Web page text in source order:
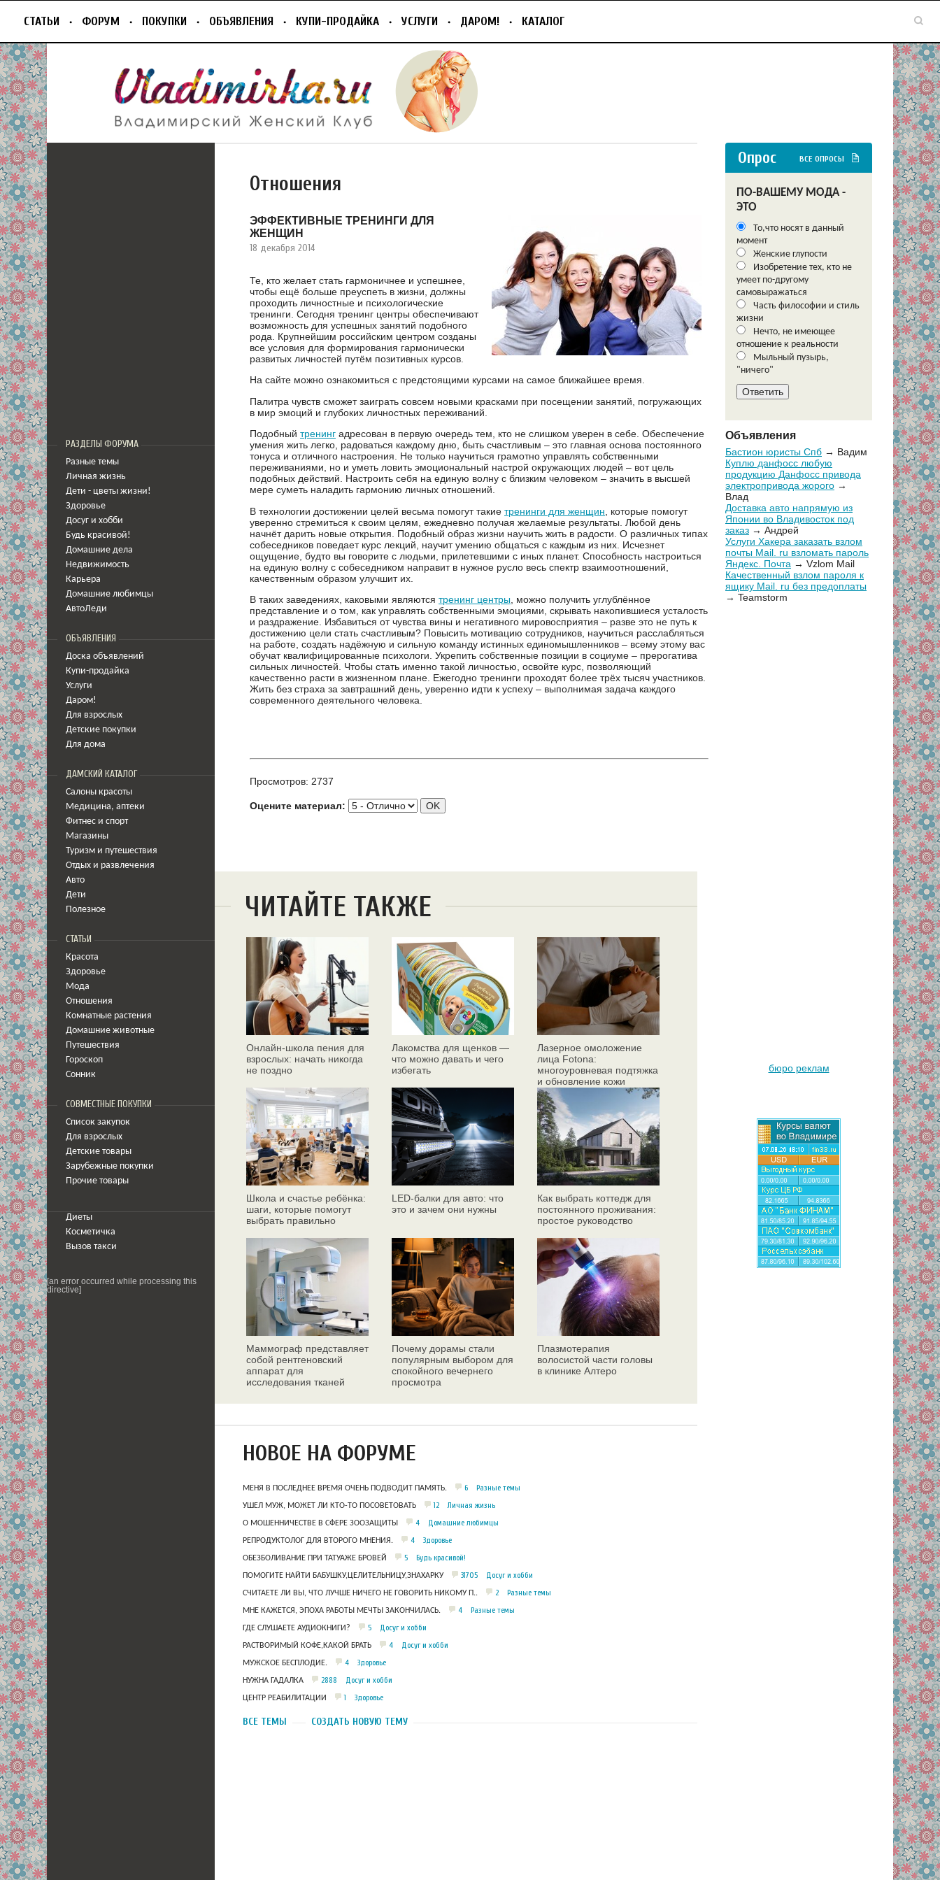
СТАТЬИ ФОРУМ ПОКУПКИ ОБЪЯВЛЕНИЯ КУПИ-ПРОДАЙКА УСЛУГИ ДАРОМ! КАТАЛОГ
РАЗДЕЛЫ ФОРУМА
Разные темы
Личная жизнь
Дети - цветы жизни!
Здоровье
Досуг и хобби
Будь красивой!
Домашние дела
Недвижимость
Карьера
Домашние любимцы
АвтоЛеди
ОБЪЯВЛЕНИЯ
Доска объявлений
Купи-продайка
Услуги
Даром!
Для взрослых
Детские покупки
Для дома
ДАМСКИЙ КАТАЛОГ
Салоны красоты
Медицина, аптеки
Фитнес и спорт
Магазины
Туризм и путешествия
Отдых и развлечения
Авто
Дети
Полезное
СТАТЬИ
Красота
Здоровье
Мода
Отношения
Комнатные растения
Домашние животные
Путешествия
Гороскоп
Сонник
СОВМЕСТНЫЕ ПОКУПКИ
Список закупок
Для взрослых
Детские товары
Зарубежные покупки
Прочие товары
Диеты
Косметичка
Вызов такси
[an error occurred while processing this
directive]
Отношения
ЭФФЕКТИВНЫЕ ТРЕНИНГИ ДЛЯ
ЖЕНЩИН
18 декабря 2014
Те, кто желает стать гармоничнее и успешнее,
чтобы ещё больше преуспеть в жизни, должны
проходить личностные и психологические
тренинги. Сегодня тренинг центры обеспечивают
возможность для успешных занятий подобного
рода. Крупнейшим российским центром созданы
все условия для формирования гармонически
развитых личностей путём позитивных курсов.
На сайте можно ознакомиться с предстоящими курсами на самое ближайшее время.
Палитра чувств сможет заиграть совсем новыми красками при посещении занятий, погружающих
в мир эмоций и глубоких личностных переживаний.
Подобный тренинг адресован в первую очередь тем, кто не слишком уверен в себе. Обеспечение
умения жить легко, радоваться каждому дню, быть счастливым – это главная основа постоянного
тонуса и отличного настроения. Не только научиться грамотно управлять собственными
переживаниями, но и уметь ловить эмоциональный настрой окружающих людей – вот цель
подобных действий. Настроить себя на единую волну с близким человеком – значить в высшей
мере суметь наладить гармонию личных отношений.
В технологии достижении целей весьма помогут такие тренинги для женщин , которые помогут
уверенно стремиться к своим целям, ежедневно получая желаемые результаты. Любой день
начнёт дарить новые открытия. Подобный образ жизни научить жить в радости. О различных типах
собеседников поведает курс лекций, научит умению общаться с каждым из них. Исчезнет
ощущение, будто вы говорите с людьми, прилетевшими с иных планет. Способность настроиться
на единую волну с собеседником направит в нужное русло весь спектр взаимоотношений,
качественным образом улучшит их.
В таких заведениях, каковыми являются тренинг центры , можно получить углублённое
представление и о том, как управлять собственными эмоциями, скрывать накопившиеся усталость
и раздражение. Избавиться от чувства вины и негативного мировосприятия – разве это не путь к
достижению цели стать счастливым? Повысить мотивацию сотрудников, научиться расслабляться
на работе, создать надёжную и сильную команду истинных единомышленников – всему этому вас
обучат квалифицированные психологи. Укрепить собственные позиции в социуме – прерогатива
сильных личностей. Чтобы стать именно такой личностью, освойте курс, позволяющий
качественно расти в жизненном плане. Ежегодно тренинги проходят более трёх тысяч участников.
Жить без страха за завтрашний день, уверенно идти к успеху – выполнимая задача каждого
современного деятельного человека.
Просмотров: 2737
Оцените материал:
ЧИТАЙТЕ ТАКЖЕ
Онлайн‑школа пения для
взрослых: начать никогда
не поздно
Лакомства для щенков —
что можно давать и чего
избегать
Лазерное омоложение
лица Fotona:
многоуровневая подтяжка
и обновление кожи
Школа и счастье ребёнка:
шаги, которые помогут
выбрать правильно
LED-балки для авто: что
это и зачем они нужны
Как выбрать коттедж для
постоянного проживания:
простое руководство
Маммограф представляет
собой рентгеновский
аппарат для
исследования тканей
Почему дорамы стали
популярным выбором для
спокойного вечернего
просмотра
Плазмотерапия
волосистой части головы
в клинике Алтеро
НОВОЕ НА ФОРУМЕ
МЕНЯ В ПОСЛЕДНЕЕ ВРЕМЯ ОЧЕНЬ ПОДВОДИТ ПАМЯТЬ. 6 Разные темы
УШЕЛ МУЖ, МОЖЕТ ЛИ КТО-ТО ПОСОВЕТОВАТЬ 12 Личная жизнь
О МОШЕННИЧЕСТВЕ В СФЕРЕ ЗООЗАЩИТЫ 4 Домашние любимцы
РЕПРОДУКТОЛОГ ДЛЯ ВТОРОГО МНЕНИЯ. 4 Здоровье
ОБЕЗБОЛИВАНИЕ ПРИ ТАТУАЖЕ БРОВЕЙ 5 Будь красивой!
ПОМОГИТЕ НАЙТИ БАБУШКУ,ЦЕЛИТЕЛЬНИЦУ,ЗНАХАРКУ 31705 Досуг и хобби
СЧИТАЕТЕ ЛИ ВЫ, ЧТО ЛУЧШЕ НИЧЕГО НЕ ГОВОРИТЬ НИКОМУ П.. 2 Разные темы
МНЕ КАЖЕТСЯ, ЭПОХА РАБОТЫ МЕЧТЫ ЗАКОНЧИЛАСЬ. 4 Разные темы
ГДЕ СЛУШАЕТЕ АУДИОКНИГИ? 5 Досуг и хобби
РАСТВОРИМЫЙ КОФЕ,КАКОЙ БРАТЬ 4 Досуг и хобби
МУЖСКОЕ БЕСПЛОДИЕ. 4 Здоровье
НУЖНА ГАДАЛКА 2888 Досуг и хобби
ЦЕНТР РЕАБИЛИТАЦИИ 1 Здоровье
ВСЕ ТЕМЫ СОЗДАТЬ НОВУЮ ТЕМУ
Опрос ВСЕ ОПРОСЫ
ПО-ВАШЕМУ МОДА -
ЭТО
То,что носят в данный
момент
Женские глупости
Изобретение тех, кто не
умеет по-другому
самовыражаться
Часть философии и стиль
жизни
Нечто, не имеющее
отношение к реальности
Мыльный пузырь,
"ничего"
Объявления
Бастион юристы Спб → Вадим
Куплю данфосс любую
продукцию Данфосс привода
электропривода жорого →
Влад
Доставка авто напрямую из
Японии во Владивосток под
заказ → Андрей
Услуги Хакера заказать взлом
почты Mail. ru взломать пароль
Яндекс. Почта → Vzlom Mail
Качественный взлом пароля к
ящику Mail. ru без предоплаты
→ Teamstorm
бюро реклам